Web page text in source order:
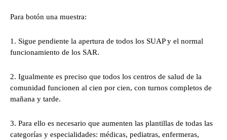
Para botón una muestra:
1. Sigue pendiente la apertura de todos los SUAP y el normal
funcionamiento de los SAR.
2. Igualmente es preciso que todos los centros de salud de la
comunidad funcionen al cien por cien, con turnos completos de
mañana y tarde.
3. Para ello es necesario que aumenten las plantillas de todas las
categorías y especialidades: médicas, pediatras, enfermeras,